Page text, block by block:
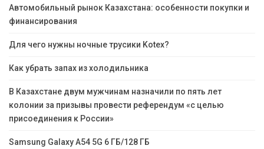
Автомобильный рынок Казахстана: особенности покупки и
финансирования
Для чего нужны ночные трусики Kotex?
Как убрать запах из холодильника
В Казахстане двум мужчинам назначили по пять лет
колонии за призывы провести референдум «с целью
присоединения к России»
Samsung Galaxy A54 5G 6 ГБ/128 ГБ